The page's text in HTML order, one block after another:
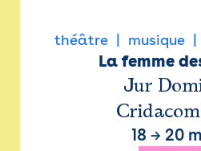
théâtre musique
La femme
Jur
18 → 20